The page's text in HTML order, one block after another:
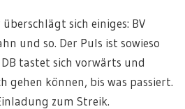
überschlägt sich einiges: BV
und so. Der Puls ist sowieso
tastet sich vorwärts und
gehen können, bis was passiert.
zum Streik.